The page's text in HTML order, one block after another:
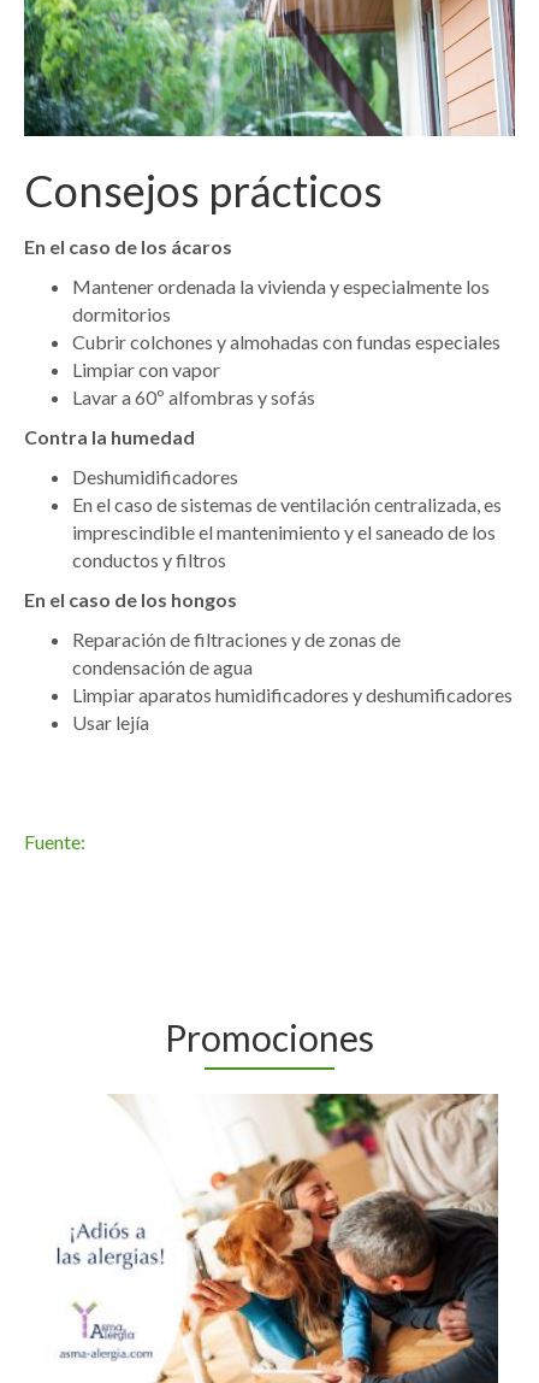
Consejos prácticos
En el caso de los ácaros
Mantener ordenada la vivienda y especialmente los
dormitorios
Cubrir colchones y almohadas con fundas especiales
Limpiar con vapor
Lavar a 60º alfombras y sofás
Contra la humedad
Deshumidificadores
En el caso de sistemas de ventilación centralizada, es
imprescindible el mantenimiento y el saneado de los
conductos y filtros
En el caso de los hongos
Reparación de filtraciones y de zonas de
condensación de agua
Limpiar aparatos humidificadores y deshumificadores
Usar lejía
Fuente:
Promociones